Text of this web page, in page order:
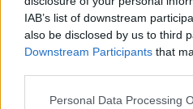
IAB’s list of downstream
also be disclosed by us to third
Downstream Participants that
Please note that this website/
Personal Data Processing
A 25 év alattiak vére